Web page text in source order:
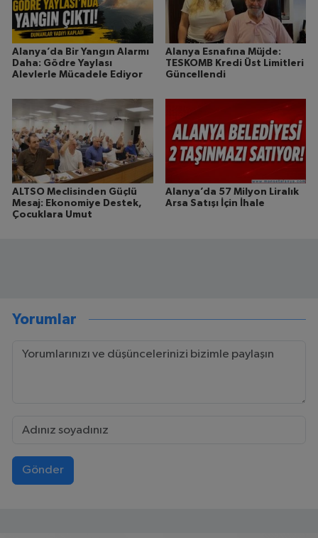
Alanya’da Bir Yangın Alarmı
Daha: Gödre Yaylası
Alevlerle Mücadele Ediyor
Alanya Esnafına Müjde:
TESKOMB Kredi Üst Limitleri
Güncellendi
ALTSO Meclisinden Güçlü
Mesaj: Ekonomiye Destek,
Çocuklara Umut
Alanya’da 57 Milyon Liralık
Arsa Satışı İçin İhale
Yorumlar
Gönder